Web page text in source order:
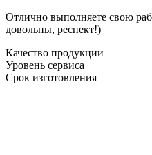
Отлично выполняете свою
довольны, респект!)
Качество продукции
Уровень сервиса
Срок изготовления